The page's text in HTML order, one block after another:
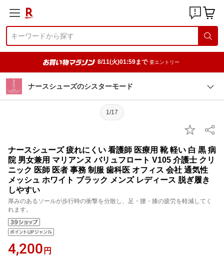
8/11(火)01:59まで 要エントリー
ナースシューズのシスターモード
1/17
ナースシューズ 疲れにくい 看護師 医療用 靴 軽い 白 黒 病
院 男女兼用 マリアンヌ バリュフロート V105 介護士 クリ
ニック 医師 医者 事務 制服 歯科医 オフィス 会社 通気性
メッシュ ホワイト ブラック メンズ レディース 脱ぎ履き
しやすい
厚みのあるソールが歩行時の衝撃を分散し、足・腰・膝の疲労を軽減してく
れます。
4,200 円